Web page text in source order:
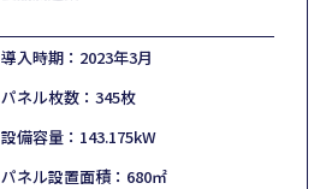
導入時期：2023年3月
パネル枚数：345枚
設備容量：143.175kW
パネル設置面積：680㎡